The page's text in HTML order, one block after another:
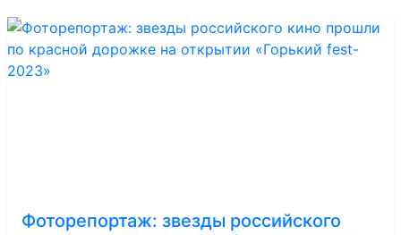
Фоторепортаж: звезды российского